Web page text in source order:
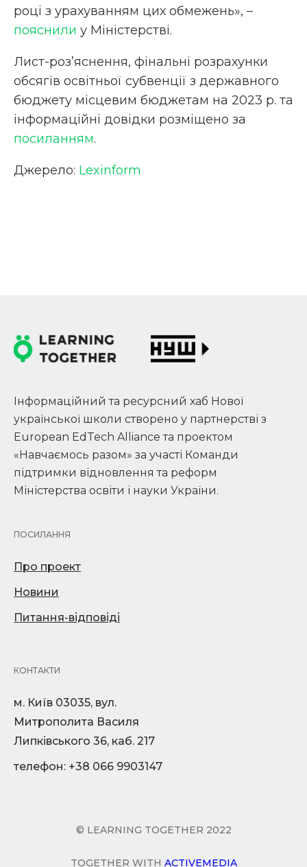
році з урахуванням цих обмежень», –
пояснили у Міністерстві.
Лист-роз’яснення, фінальні розрахунки
обсягів освітньої субвенції з державного
бюджету місцевим бюджетам на 2023 р. та
інформаційні довідки розміщено за
посиланням.
Джерело: Lexinform
Інформаційний та ресурсний хаб Нової
української школи створено у партнерстві з
European EdTech Alliance та проектом
«Навчаємось разом» за участі Команди
підтримки відновлення та реформ
Міністерства освіти і науки України.
ПОСИЛАННЯ
Про проект
Новини
Питання-відповіді
КОНТАКТИ
м. Київ 03035, вул.
Митрополита Василя
Липківського 36, каб. 217
телефон: +38 066 9903147
© LEARNING TOGETHER 2022
TOGETHER WITH ACTIVEMEDIA